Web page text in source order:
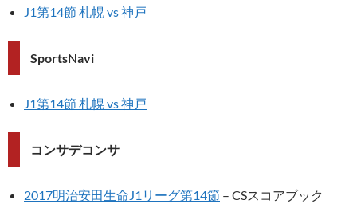
J1第14節 札幌 vs 神戸
SportsNavi
J1第14節 札幌 vs 神戸
コンサデコンサ
2017明治安田生命J1リーグ第14節 – CSスコアブック